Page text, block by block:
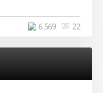
22
6 569